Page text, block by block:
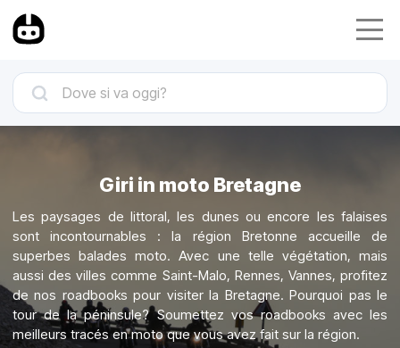
Giri in moto Bretagne
Les paysages de littoral, les dunes ou encore les falaises
sont incontournables : la région Bretonne accueille de
superbes balades moto. Avec une telle végétation, mais
aussi des villes comme Saint-Malo, Rennes, Vannes, profitez
de nos roadbooks pour visiter la Bretagne. Pourquoi pas le
tour de la péninsule? Soumettez vos roadbooks avec les
meilleurs tracés en moto que vous avez fait sur la région.